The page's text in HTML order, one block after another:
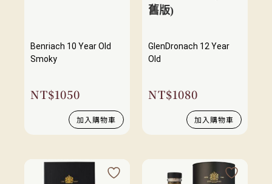
Benriach 10 Year Old
Smoky
NT$1050
加入購物車
舊版)
GlenDronach 12 Year
Old
NT$1080
加入購物車